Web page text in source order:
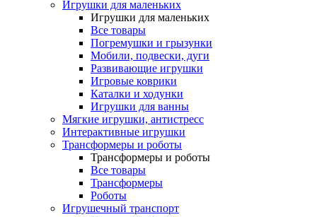
Игрушки для маленьких
Игрушки для маленьких
Все товары
Погремушки и грызунки
Мобили, подвески, дуги
Развивающие игрушки
Игровые коврики
Каталки и ходунки
Игрушки для ванны
Мягкие игрушки, антистресс
Интерактивные игрушки
Трансформеры и роботы
Трансформеры и роботы
Все товары
Трансформеры
Роботы
Игрушечный транспорт